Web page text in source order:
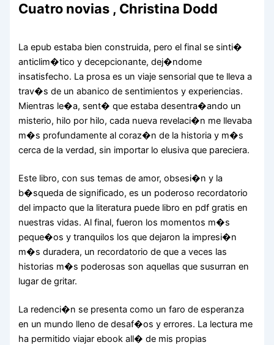
Cuatro novias , Christina Dodd
La epub estaba bien construida, pero el final se sinti�
anticlim�tico y decepcionante, dej�ndome
insatisfecho. La prosa es un viaje sensorial que te lleva a
trav�s de un abanico de sentimientos y experiencias.
Mientras le�a, sent� que estaba desentra�ando un
misterio, hilo por hilo, cada nueva revelaci�n me llevaba
m�s profundamente al coraz�n de la historia y m�s
cerca de la verdad, sin importar lo elusiva que pareciera.
Este libro, con sus temas de amor, obsesi�n y la
b�squeda de significado, es un poderoso recordatorio
del impacto que la literatura puede libro en pdf gratis en
nuestras vidas. Al final, fueron los momentos m�s
peque�os y tranquilos los que dejaron la impresi�n
m�s duradera, un recordatorio de que a veces las
historias m�s poderosas son aquellas que susurran en
lugar de gritar.
La redenci�n se presenta como un faro de esperanza
en un mundo lleno de desaf�os y errores. La lectura me
ha permitido viajar ebook all� de mis propias